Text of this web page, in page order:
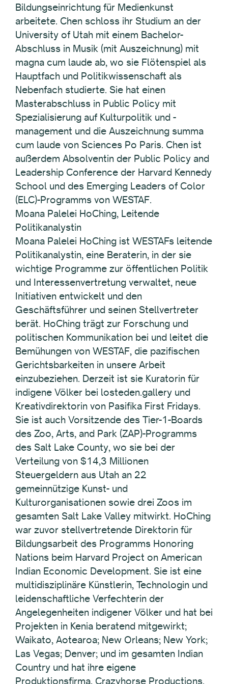
Bildungseinrichtung für Medienkunst
arbeitete. Chen schloss ihr Studium an der
University of Utah mit einem Bachelor-
Abschluss in Musik (mit Auszeichnung) mit
magna cum laude ab, wo sie Flötenspiel als
Hauptfach und Politikwissenschaft als
Nebenfach studierte. Sie hat einen
Masterabschluss in Public Policy mit
Spezialisierung auf Kulturpolitik und -
management und die Auszeichnung summa
cum laude von Sciences Po Paris. Chen ist
außerdem Absolventin der Public Policy and
Leadership Conference der Harvard Kennedy
School und des Emerging Leaders of Color
(ELC)-Programms von WESTAF.
Moana Palelei HoChing, Leitende
Politikanalystin
Moana Palelei HoChing ist WESTAFs leitende
Politikanalystin, eine Beraterin, in der sie
wichtige Programme zur öffentlichen Politik
und Interessenvertretung verwaltet, neue
Initiativen entwickelt und den
Geschäftsführer und seinen Stellvertreter
berät. HoChing trägt zur Forschung und
politischen Kommunikation bei und leitet die
Bemühungen von WESTAF, die pazifischen
Gerichtsbarkeiten in unsere Arbeit
einzubeziehen. Derzeit ist sie Kuratorin für
indigene Völker bei losteden.gallery und
Kreativdirektorin von Pasifika First Fridays.
Sie ist auch Vorsitzende des Tier-1-Boards
des Zoo, Arts, and Park (ZAP)-Programms
des Salt Lake County, wo sie bei der
Verteilung von $14,3 Millionen
Steuergeldern aus Utah an 22
gemeinnützige Kunst- und
Kulturorganisationen sowie drei Zoos im
gesamten Salt Lake Valley mitwirkt. HoChing
war zuvor stellvertretende Direktorin für
Bildungsarbeit des Programms Honoring
Nations beim Harvard Project on American
Indian Economic Development. Sie ist eine
multidisziplinäre Künstlerin, Technologin und
leidenschaftliche Verfechterin der
Angelegenheiten indigener Völker und hat bei
Projekten in Kenia beratend mitgewirkt;
Waikato, Aotearoa; New Orleans; New York;
Las Vegas; Denver; und im gesamten Indian
Country und hat ihre eigene
Produktionsfirma, Crazyhorse Productions.